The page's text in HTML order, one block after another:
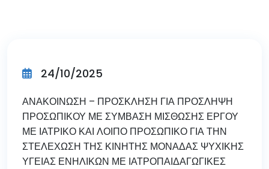
24/10/2025
ΑΝΑΚΟΙΝΩΣΗ – ΠΡΟΣΚΛΗΣΗ ΓΙΑ ΠΡΟΣΛΗΨΗ
ΠΡΟΣΩΠΙΚΟΥ ΜΕ ΣΥΜΒΑΣΗ ΜΙΣΘΩΣΗΣ ΕΡΓΟΥ
ΜΕ ΙΑΤΡΙΚΟ ΚΑΙ ΛΟΙΠΟ ΠΡΟΣΩΠΙΚΟ ΓΙΑ ΤΗΝ
ΣΤΕΛΕΧΩΣΗ ΤΗΣ ΚΙΝΗΤΗΣ ΜΟΝΑΔΑΣ ΨΥΧΙΚΗΣ
ΥΓΕΙΑΣ ΕΝΗΛΙΚΩΝ ΜΕ ΙΑΤΡΟΠΑΙΔΑΓΩΓΙΚΕΣ